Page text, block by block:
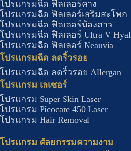
โปรแกรมฉีด ฟิลเลอร์คาง
โปรแกรมฉีด ฟิลเลอร์เสริมสะโพก
โปรแกรมฉีด ฟิลเลอร์น้องสาว
โปรแกรมฉีด ฟิลเลอร์ Ultra V Hyal
โปรแกรมฉีด ฟิลเลอร์ Neauvia
โปรแกรมฉีด ลดริ้วรอย
โปรแกรมฉีด ลดริ้วรอย Allergan
โปรแกรม เลเซอร์
โปรแกรม Super Skin Laser
โปรแกรม Picocare 450 Laser
โปรแกรม Hair Removal
โปรแกรม ศัลยกรรมความงาม